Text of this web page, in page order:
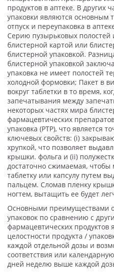
продуктов в аптеке. В других
упаковки являются основным
отпуск и переупаковка в
Серию пузырьковых полостей
блистерной картой или
блистерной упаковкой.
блистерной упаковкой
упаковка не имеет полостей
холодной формовки; Пакет в
вокруг таблетки в то время,
запечатывания между
некоторых частях мира
фармацевтических
упаковка (PTP), что является
ключевых свойств: (i)
хрупкой, что позволяет
крышки. фольга и (ii)
достаточно сжимаемая,
таблетку или капсулу путем
пальцем. Сломав пленку
ногтем, вытащить ее будет
Основными преимуществами
упаковок по сравнению с
фармацевтических продуктов
целостности продукта /
каждой отдельной дозы и
соответствия или
дней неделю выше каждой